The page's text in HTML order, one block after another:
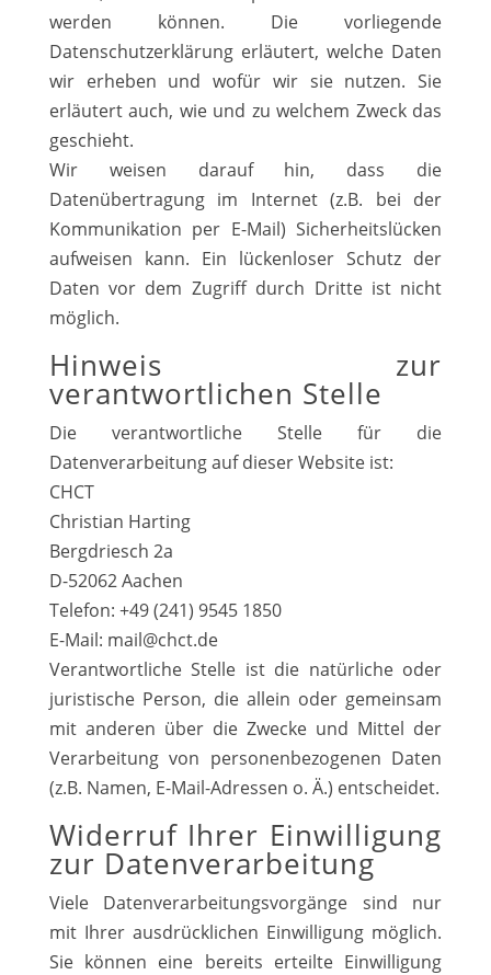
werden können. Die vorliegende
Datenschutzerklärung erläutert, welche Daten
wir erheben und wofür wir sie nutzen. Sie
erläutert auch, wie und zu welchem Zweck das
geschieht.
Wir weisen darauf hin, dass die
Datenübertragung im Internet (z.B. bei der
Kommunikation per E-Mail) Sicherheitslücken
aufweisen kann. Ein lückenloser Schutz der
Daten vor dem Zugriff durch Dritte ist nicht
möglich.
Hinweis zur
verantwortlichen Stelle
Die verantwortliche Stelle für die
Datenverarbeitung auf dieser Website ist:
CHCT
Christian Harting
Bergdriesch 2a
D-52062 Aachen
Telefon: +49 (241) 9545 1850
E-Mail: mail@chct.de
Verantwortliche Stelle ist die natürliche oder
juristische Person, die allein oder gemeinsam
mit anderen über die Zwecke und Mittel der
Verarbeitung von personenbezogenen Daten
(z.B. Namen, E-Mail-Adressen o. Ä.) entscheidet.
Widerruf Ihrer Einwilligung
zur Datenverarbeitung
Viele Datenverarbeitungsvorgänge sind nur
mit Ihrer ausdrücklichen Einwilligung möglich.
Sie können eine bereits erteilte Einwilligung